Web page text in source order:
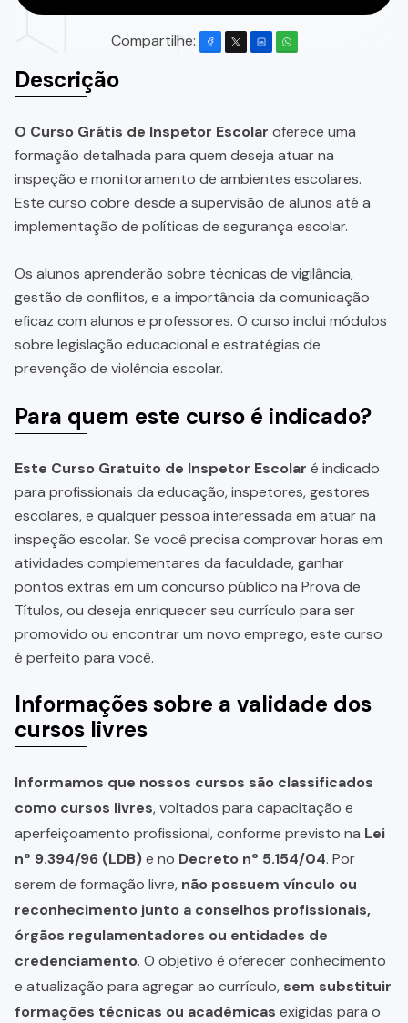
Compartilhe:
Descrição
O Curso Grátis de Inspetor Escolar oferece uma
formação detalhada para quem deseja atuar na
inspeção e monitoramento de ambientes escolares.
Este curso cobre desde a supervisão de alunos até a
implementação de políticas de segurança escolar.
Os alunos aprenderão sobre técnicas de vigilância,
gestão de conflitos, e a importância da comunicação
eficaz com alunos e professores. O curso inclui módulos
sobre legislação educacional e estratégias de
prevenção de violência escolar.
Para quem este curso é indicado?
Este Curso Gratuito de Inspetor Escolar é indicado
para profissionais da educação, inspetores, gestores
escolares, e qualquer pessoa interessada em atuar na
inspeção escolar. Se você precisa comprovar horas em
atividades complementares da faculdade, ganhar
pontos extras em um concurso público na Prova de
Títulos, ou deseja enriquecer seu currículo para ser
promovido ou encontrar um novo emprego, este curso
é perfeito para você.
Informações sobre a validade dos
cursos livres
Informamos que nossos cursos são classificados
como cursos livres, voltados para capacitação e
aperfeiçoamento profissional, conforme previsto na Lei
nº 9.394/96 (LDB)e no Decreto nº 5.154/04. Por
serem de formação livre, não possuem vínculo ou
reconhecimento junto a conselhos profissionais,
órgãos regulamentadores ou entidades de
credenciamento. O objetivo é oferecer conhecimento
e atualização para agregar ao currículo, sem substituir
formações técnicas ou acadêmicas exigidas para o